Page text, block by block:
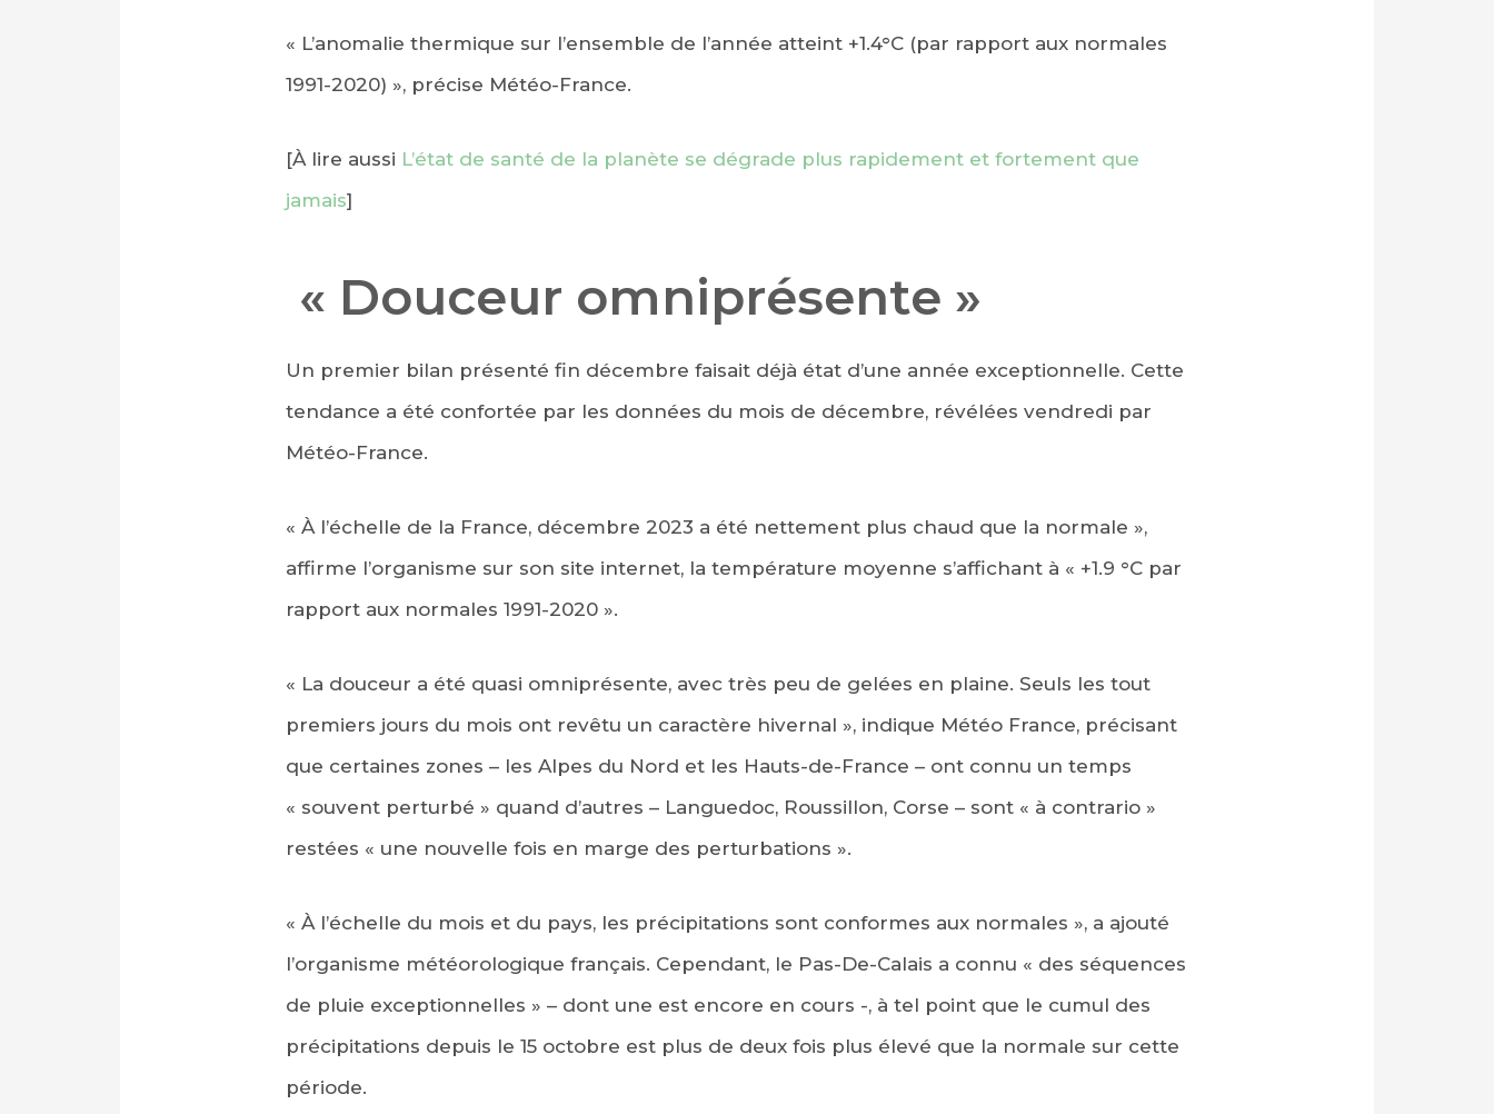
« L’anomalie thermique sur l’ensemble de l’année atteint +1.4°C (par rapport aux normales
1991-2020) », précise Météo-France.
[À lire aussi L’état de santé de la planète se dégrade plus rapidement et fortement que
jamais]
« Douceur omniprésente »
Un premier bilan présenté fin décembre faisait déjà état d’une année exceptionnelle. Cette
tendance a été confortée par les données du mois de décembre, révélées vendredi par
Météo-France.
« À l’échelle de la France, décembre 2023 a été nettement plus chaud que la normale »,
affirme l’organisme sur son site internet, la température moyenne s’affichant à « +1.9 °C par
rapport aux normales 1991-2020 ».
« La douceur a été quasi omniprésente, avec très peu de gelées en plaine. Seuls les tout
premiers jours du mois ont revêtu un caractère hivernal », indique Météo France, précisant
que certaines zones – les Alpes du Nord et les Hauts-de-France – ont connu un temps
« souvent perturbé » quand d’autres – Languedoc, Roussillon, Corse – sont « à contrario »
restées « une nouvelle fois en marge des perturbations ».
« À l’échelle du mois et du pays, les précipitations sont conformes aux normales », a ajouté
l’organisme météorologique français. Cependant, le Pas-De-Calais a connu « des séquences
de pluie exceptionnelles » – dont une est encore en cours -, à tel point que le cumul des
précipitations depuis le 15 octobre est plus de deux fois plus élevé que la normale sur cette
période.